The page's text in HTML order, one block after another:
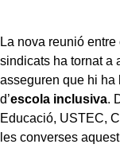
La nova reunió entre
sindicats ha tornat a
asseguren que hi ha
d’escola inclusiva.
Educació, USTEC,
les converses